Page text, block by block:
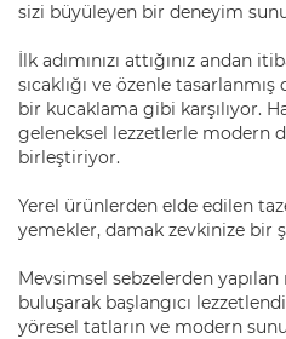
sizi büyüleyen bir deneyim
İlk adımınızı attığınız andan
sıcaklığı ve özenle
bir kucaklama gibi karşılıyor.
geleneksel lezzetlerle modern
birleştiriyor.
Yerel ürünlerden elde edilen
yemekler, damak zevkinize bir
Mevsimsel sebzelerden
buluşarak başlangıcı
yöresel tatların ve modern